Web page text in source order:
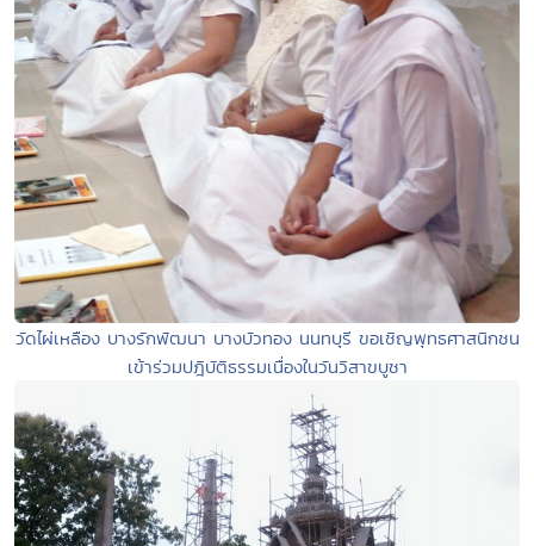
วัดไผ่เหลือง บางรักพัฒนา บางบัวทอง นนทบุรี ขอเชิญพุทธศาสนิกชน
เข้าร่วมปฎิบัติธรรมเนื่องในวันวิสาขบูชา